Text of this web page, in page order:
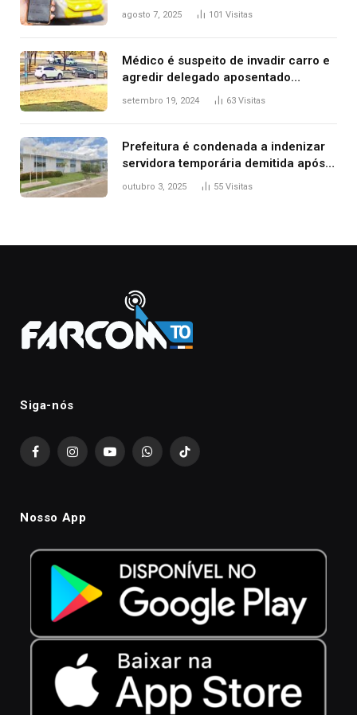
transporte público de Palmas; confira
agosto 7, 2025 101 Visitas
Médico é suspeito de invadir carro e
agredir delegado aposentado
durante confusão no trânsito
setembro 19, 2024 63 Visitas
Prefeitura é condenada a indenizar
servidora temporária demitida após
nascimento da filha
outubro 3, 2025 55 Visitas
Siga-nós
FacebookInstagramYouTubeWhatsAppTikTok
Nosso App